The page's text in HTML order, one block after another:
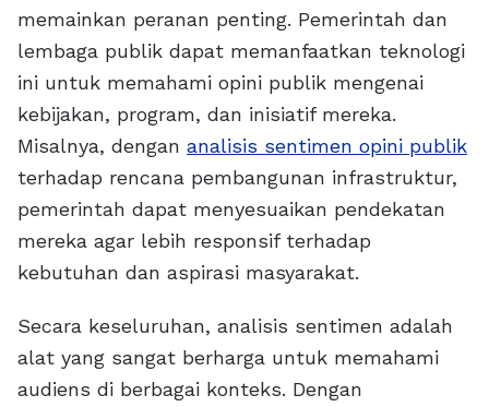
memainkan peranan penting. Pemerintah dan
lembaga publik dapat memanfaatkan teknologi
ini untuk memahami opini publik mengenai
kebijakan, program, dan inisiatif mereka.
Misalnya, dengan analisis sentimen opini publik
terhadap rencana pembangunan infrastruktur,
pemerintah dapat menyesuaikan pendekatan
mereka agar lebih responsif terhadap
kebutuhan dan aspirasi masyarakat.
Secara keseluruhan, analisis sentimen adalah
alat yang sangat berharga untuk memahami
audiens di berbagai konteks. Dengan